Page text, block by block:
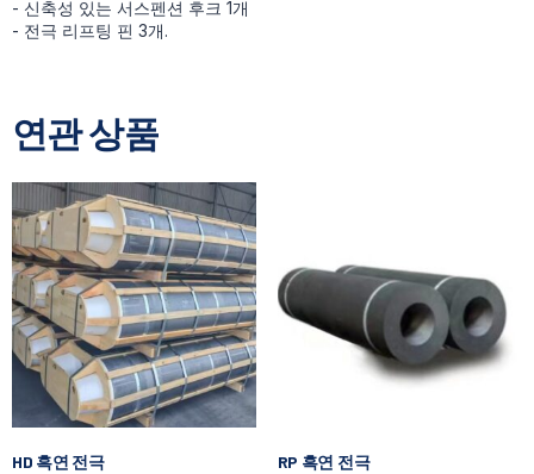
- 신축성 있는 서스펜션 후크 1개
- 전극 리프팅 핀 3개.
연관 상품
HD 흑연 전극 RP 흑연 전극